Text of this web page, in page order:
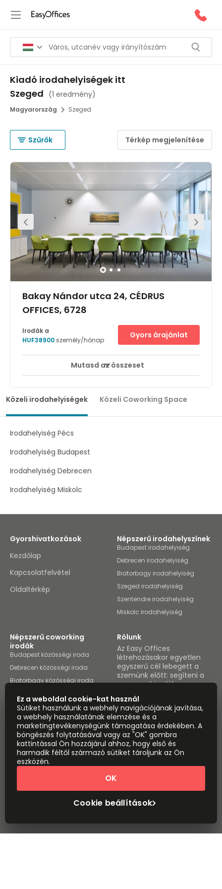
Kiadó irodahelyiségek itt
Szeged (1 eredmény)
Magyarország Szeged
Szűrők Térkép megjelenítése
Bakay Nándor utca 24, CÉDRUS
OFFICES, 6728
Break-Out területek Város/városközpont
Great Plain and its largest city. Being in an office centre
minded professionals you can collaborate with.
nearby Mura utca bus stop. Take your ideas around the
Whether you’re looking for a long-term home for your
you’ll find what you need here.Brainstorm new ideas and
superfast WiFi to keep you going. Make new connections
fully-equipped kitchen. Take a break from work with
friendly team are always happy to help. Relax after work
with a stroll around the beautiful green spaces in the
area. Entertain clients after a successful pitch with dinner
– being in the city centre puts you close by to plenty of
restaurants.
Irodák a
HUF38900 személy/hónap
Gyors árajánlat
Mutasd az összeset
Közeli irodahelyiségek Közeli Coworking Space
Irodahelyiség Pécs
Irodahelyiség Budapest
Irodahelyiség Debrecen
Irodahelyiség Miskolc
Gyorshivatkozások
Kezdőlap
Kapcsolatfelvétel
Oldaltérkép
Népszerű irodahelyszínek
Budapest irodahelyiség
Debrecen irodahelyiség
Biatorbagy irodahelyiség
Szeged irodahelyiség
Szentendre irodahelyiség
Miskolc irodahelyiség
Népszerű coworking
irodák
Budapest közösségi iroda
Debrecen közösségi iroda
Biatorbagy közösségi iroda
Szentendre közösségi iroda
Miskolc közösségi iroda
Rólunk
Az Easy Offices
létrehozásakor egyetlen
egyszerű cél lebegett a
szemünk előtt: segíteni a
nagyszerű irodák
felkutatásában és egy
helyen összegyűjteni a
világ minden egyes
irodáját az utolsó kiadó
négyzetméterig.
Helyszínek megtekintése
Instant Offices
Davinci Meeting Rooms
Yta
Ez a weboldal cookie-kat használ
Sütiket használunk a webhely navigációjának javítása,
a webhely használatának elemzése és a
marketingtevékenységünk támogatása érdekében. A
böngészés folytatásával vagy az "OK" gombra
kattintással Ön hozzájárul ahhoz, hogy első és
harmadik féltől származó sütiket tároljunk az Ön
eszközén.
Cookie beállítások
OK